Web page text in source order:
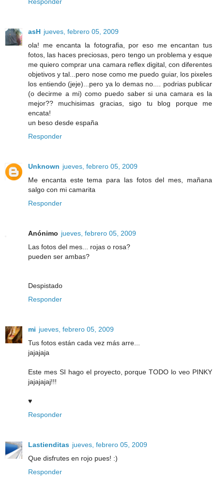
asH jueves, febrero 05, 2009
ola! me encanta la fotografia, por eso me encantan tus
fotos, las haces preciosas, pero tengo un problema y esque
me quiero comprar una camara reflex digital, con diferentes
objetivos y tal...pero nose como me puedo guiar, los pixeles
los entiendo (jeje)...pero ya lo demas no.... podrias publicar
(o decirme a mi) como puedo saber si una camara es la
mejor?? muchisimas gracias, sigo tu blog porque me
encata!
un beso desde españa
Responder
Unknown jueves, febrero 05, 2009
Me encanta este tema para las fotos del mes, mañana
salgo con mi camarita
Responder
Anónimo jueves, febrero 05, 2009
Las fotos del mes... rojas o rosa?
pueden ser ambas?
Despistado
Responder
mi jueves, febrero 05, 2009
Tus fotos están cada vez más arre...
jajajaja
Este mes SI hago el proyecto, porque TODO lo veo PINKY
jajajajaj!!!
♥
Responder
Lastienditas jueves, febrero 05, 2009
Que disfrutes en rojo pues! :)
Responder